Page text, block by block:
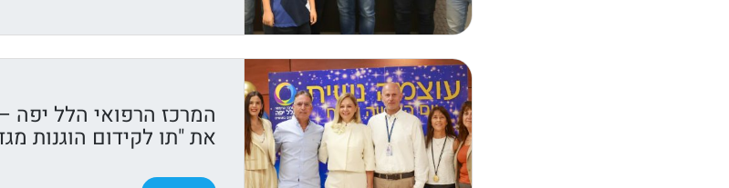
המרכז הרפואי הלל יפה
את "תו לקידום הוגנות